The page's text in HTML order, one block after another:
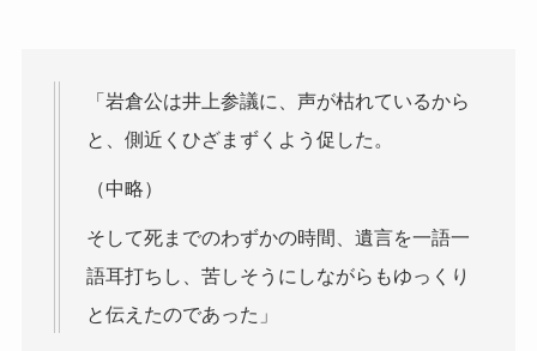
「岩倉公は井上参議に、声が枯れているから
と、側近くひざまずくよう促した。
（中略）
そして死までのわずかの時間、遺言を一語一
語耳打ちし、苦しそうにしながらもゆっくり
と伝えたのであった」